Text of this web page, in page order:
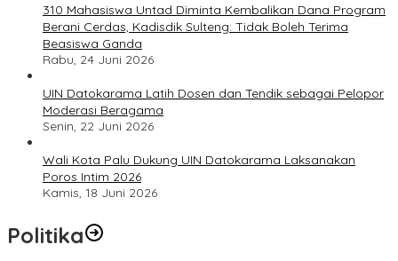
310 Mahasiswa Untad Diminta Kembalikan Dana Program
Berani Cerdas, Kadisdik Sulteng: Tidak Boleh Terima
Beasiswa Ganda
Rabu, 24 Juni 2026
UIN Datokarama Latih Dosen dan Tendik sebagai Pelopor
Moderasi Beragama
Senin, 22 Juni 2026
Wali Kota Palu Dukung UIN Datokarama Laksanakan
Poros Intim 2026
Kamis, 18 Juni 2026
Politika